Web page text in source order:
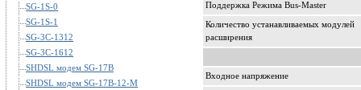
SG-1S-0
SG-1S-1
SG-3C-1312
SG-3C-1612
SHDSL модем SG-17B
SHDSL модем SG-17B-12-M
Поддержка Режима Bus-Master
Количество устанавливаемых модулей
расширения
Входное напряжение